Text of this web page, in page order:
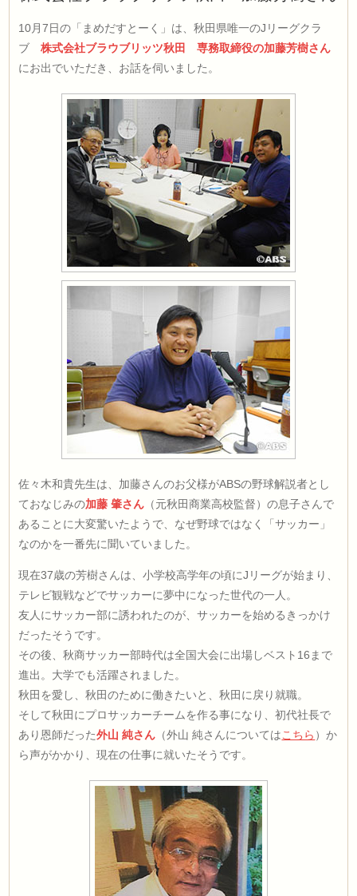
10月7日の「まめだすとーく」は、秋田県唯一のJリーグクラ
ブ株式会社ブラウブリッツ秋田 専務取締役の加藤芳樹さん
にお出でいただき、お話を伺いました。
佐々木和貴先生は、加藤さんのお父様がABSの野球解説者とし
ておなじみの加藤 肇さん （元秋田商業高校監督）の息子さんで
あることに大変驚いたようで、なぜ野球ではなく「サッカー」
なのかを一番先に聞いていました。
現在37歳の芳樹さんは、小学校高学年の頃にJリーグが始まり、
テレビ観戦などでサッカーに夢中になった世代の一人。
友人にサッカー部に誘われたのが、サッカーを始めるきっかけ
だったそうです。
その後、秋商サッカー部時代は全国大会に出場しベスト16まで
進出。大学でも活躍されました。
秋田を愛し、秋田のために働きたいと、秋田に戻り就職。
そして秋田にプロサッカーチームを作る事になり、初代社長で
あり恩師だった外山 純さん （外山 純さんについてはこちら ）か
ら声がかかり、現在の仕事に就いたそうです。